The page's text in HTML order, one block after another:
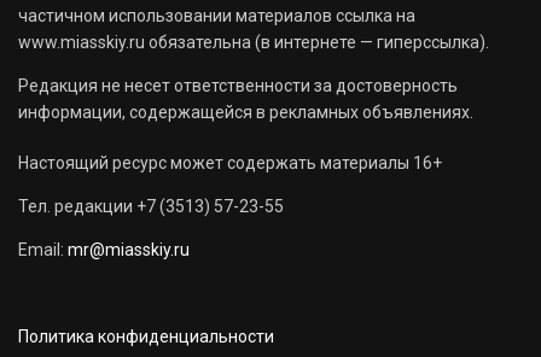
частичном использовании материалов ссылка на
www.miasskiy.ru обязательна (в интернете — гиперссылка).
Редакция не несет ответственности за достоверность
информации, содержащейся в рекламных объявлениях.
Настоящий ресурс может содержать материалы 16+
Тел. редакции +7 (3513) 57-23-55
Email: mr@miasskiy.ru
Политика конфиденциальности